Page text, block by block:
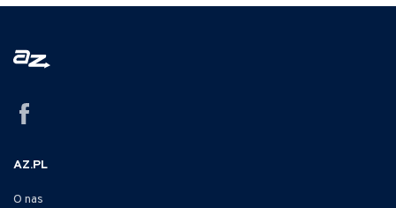
AZ.PL
O nas